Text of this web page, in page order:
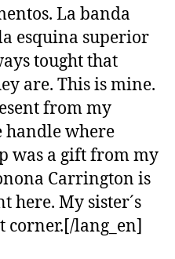
La banda
esquina superior
tought that
are. This is mine.
from my
handle where
was a gift from my
Carrington is
here. My sister´s
lang_en]